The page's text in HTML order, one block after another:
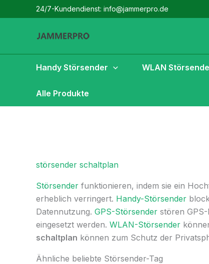
Inhalt
24/7-Kundendienst: info@jammerpro.de
Handy Störsender WLAN
Alle Produkte
störsender schaltplan
Störsender funktionieren, indem sie ein
erheblich verringert. Handy-Störsender
Datennutzung. GPS-Störsender stören
eingesetzt werden. WLAN-Störsender
schaltplan können zum Schutz der
Ähnliche beliebte Störsender-Tag